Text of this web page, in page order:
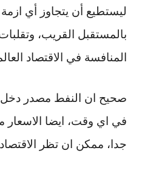
ليستطيع أن يتجاوز أي ازمة
بالمستقبل القريب،
المنافسة في الاقتصاد
صحيح ان النفط مصدر دخل
في اي وقت، ايضا الاسعار
جدا، ممكن ان تظر